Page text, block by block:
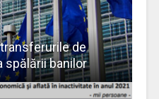
de
spălării banilor